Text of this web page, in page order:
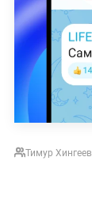
Тимур Хингеев